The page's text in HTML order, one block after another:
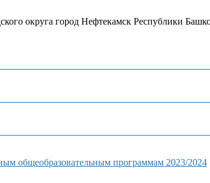
округа город Нефтекамск Республики
общеобразовательным программам 2023/2024